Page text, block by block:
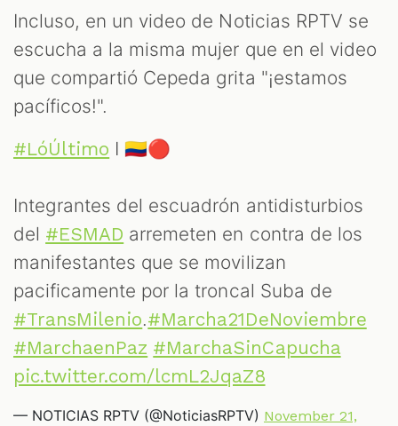
Incluso, en un video de Noticias RPTV se
escucha a la misma mujer que en el video
que compartió Cepeda grita "¡estamos
pacíficos!".
#LóÚltimo I 🇨🇴🔴
Integrantes del escuadrón antidisturbios
del #ESMAD arremeten en contra de los
manifestantes que se movilizan
pacificamente por la troncal Suba de
#TransMilenio.#Marcha21DeNoviembre
#MarchaenPaz #MarchaSinCapucha
pic.twitter.com/lcmL2JqaZ8
— NOTICIAS RPTV (@NoticiasRPTV) November 21,